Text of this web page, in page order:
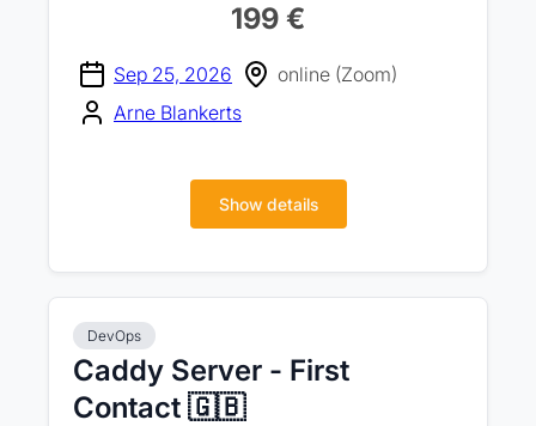
199 €
Sep 25, 2026
online (Zoom)
Arne Blankerts
Show details
DevOps
Caddy Server - First
Contact 🇬🇧